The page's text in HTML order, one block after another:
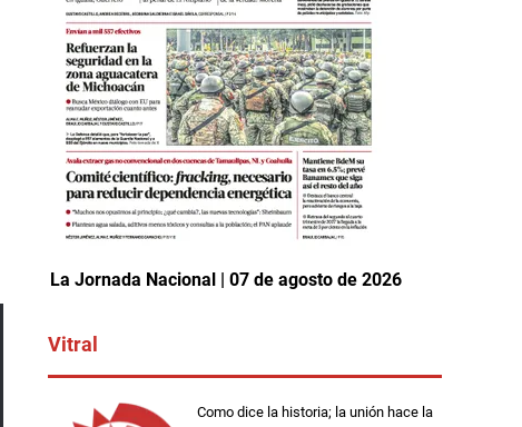
La Jornada Nacional | 07 de agosto de 2026
Vitral
Como dice la historia; la unión hace la